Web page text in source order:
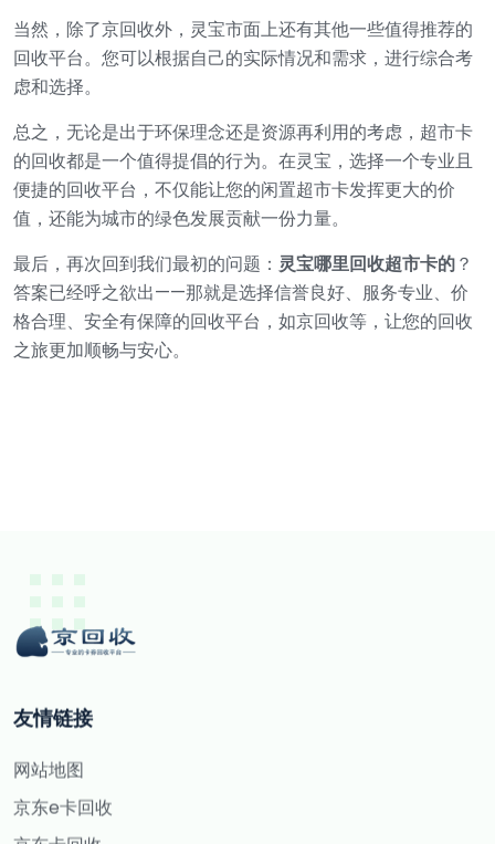
当然，除了京回收外，灵宝市面上还有其他一些值得推荐的
回收平台。您可以根据自己的实际情况和需求，进行综合考
虑和选择。
总之，无论是出于环保理念还是资源再利用的考虑，超市卡
的回收都是一个值得提倡的行为。在灵宝，选择一个专业且
便捷的回收平台，不仅能让您的闲置超市卡发挥更大的价
值，还能为城市的绿色发展贡献一份力量。
最后，再次回到我们最初的问题： 灵宝哪里回收超市卡的？
答案已经呼之欲出——那就是选择信誉良好、服务专业、价
格合理、安全有保障的回收平台，如京回收等，让您的回收
之旅更加顺畅与安心。
友情链接
网站地图
京东e卡回收